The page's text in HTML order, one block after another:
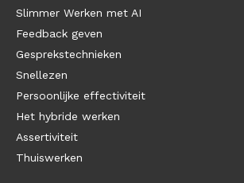
Slimmer Werken met AI
Feedback geven
Gesprekstechnieken
Snellezen
Persoonlijke effectiviteit
Het hybride werken
Assertiviteit
Thuiswerken